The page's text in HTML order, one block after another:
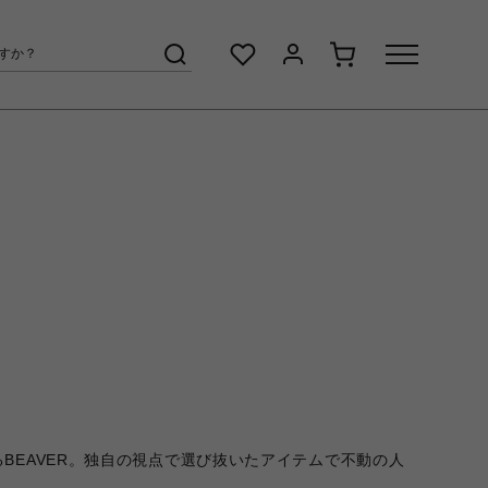
。独自の視点で選び抜いたアイテムで不動の人